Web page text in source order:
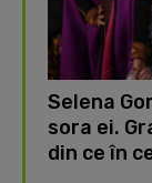
Selena
sora ei.
din ce în